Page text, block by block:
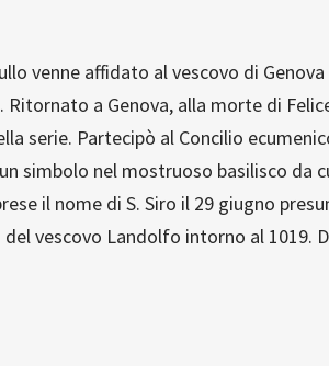
venne affidato al vescovo di
a Genova, alla morte di
serie. Partecipò al Concilio
simbolo nel mostruoso basilisco da
il nome di S. Siro il 29 giugno
vescovo Landolfo intorno al 1019.